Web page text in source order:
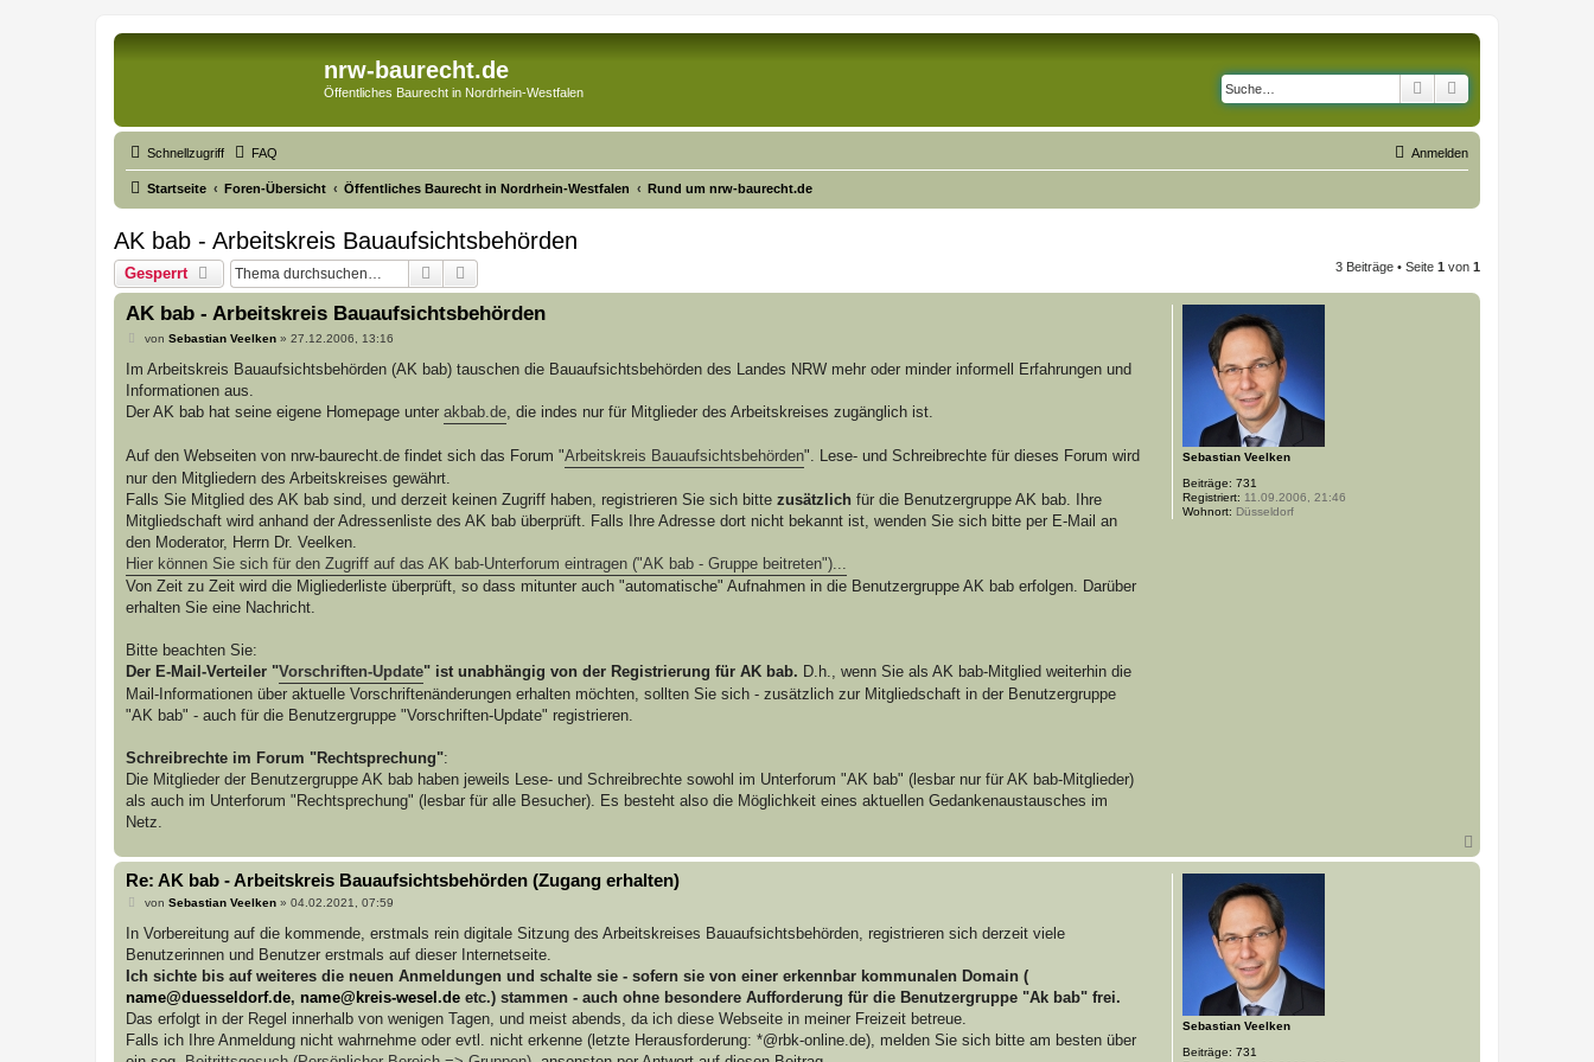
nrw-baurecht.de
Öffentliches Baurecht in Nordrhein-Westfalen Suche
Schnellzugriff FAQ Anmelden
Startseite Foren-Übersicht Öffentliches Baurecht in Nordrhein-Westfalen Rund um nrw-baurecht.de
AK bab - Arbeitskreis Bauaufsichtsbehörden
Gesperrt Suche 3 Beiträge • Seite 1 von 1
Sebastian Veelken
Beiträge: 731
Registriert: 11.09.2006, 21:46
Wohnort: Düsseldorf
AK bab - Arbeitskreis Bauaufsichtsbehörden
B
i
r
a
von Sebastian Veelken» 27.12.2006, 13:16
Im Arbeitskreis Bauaufsichtsbehörden (AK bab) tauschen die Bauaufsichtsbehörden des Landes NRW mehr oder minder informell Erfahrungen und
Informationen aus.
Der AK bab hat seine eigene Homepage unter akbab.de , die indes nur für Mitglieder des Arbeitskreises zugänglich ist.
Auf den Webseiten von nrw-baurecht.de findet sich das Forum "Arbeitskreis Bauaufsichtsbehörden". Lese- und Schreibrechte für dieses Forum wird
nur den Mitgliedern des Arbeitskreises gewährt.
Falls Sie Mitglied des AK bab sind, und derzeit keinen Zugriff haben, registrieren Sie sich bitte zusätzlich für die Benutzergruppe AK bab. Ihre
Mitgliedschaft wird anhand der Adressenliste des AK bab überprüft. Falls Ihre Adresse dort nicht bekannt ist, wenden Sie sich bitte per E-Mail an
den Moderator, Herrn Dr. Veelken.
Hier können Sie sich für den Zugriff auf das AK bab-Unterforum eintragen ("AK bab - Gruppe beitreten")...
Von Zeit zu Zeit wird die Migliederliste überprüft, so dass mitunter auch "automatische" Aufnahmen in die Benutzergruppe AK bab erfolgen. Darüber
erhalten Sie eine Nachricht.
Bitte beachten Sie:
Der E-Mail-Verteiler "Vorschriften-Update" ist unabhängig von der Registrierung für AK bab. D.h., wenn Sie als AK bab-Mitglied weiterhin die
Mail-Informationen über aktuelle Vorschriftenänderungen erhalten möchten, sollten Sie sich - zusätzlich zur Mitgliedschaft in der Benutzergruppe
"AK bab" - auch für die Benutzergruppe "Vorschriften-Update" registrieren.
Schreibrechte im Forum "Rechtsprechung":
Die Mitglieder der Benutzergruppe AK bab haben jeweils Lese- und Schreibrechte sowohl im Unterforum "AK bab" (lesbar nur für AK bab-Mitglieder)
als auch im Unterforum "Rechtsprechung" (lesbar für alle Besucher). Es besteht also die Möglichkeit eines aktuellen Gedankenaustausches im
Netz.
a
c
Sebastian Veelken
Beiträge: 731
Re: AK bab - Arbeitskreis Bauaufsichtsbehörden (Zugang erhalten)
B
r
a
von Sebastian Veelken» 04.02.2021, 07:59
In Vorbereitung auf die kommende, erstmals rein digitale Sitzung des Arbeitskreises Bauaufsichtsbehörden, registrieren sich derzeit viele
Benutzerinnen und Benutzer erstmals auf dieser Internetseite.
Ich sichte bis auf weiteres die neuen Anmeldungen und schalte sie - sofern sie von einer erkennbar kommunalen Domain (
name@duesseldorf.de, name@kreis-wesel.de etc.) stammen - auch ohne besondere Aufforderung für die Benutzergruppe "Ak bab" frei.
Das erfolgt in der Regel innerhalb von wenigen Tagen, und meist abends, da ich diese Webseite in meiner Freizeit betreue.
Falls ich Ihre Anmeldung nicht wahrnehme oder evtl. nicht erkenne (letzte Herausforderung: *@rbk-online.de), melden Sie sich bitte am besten über